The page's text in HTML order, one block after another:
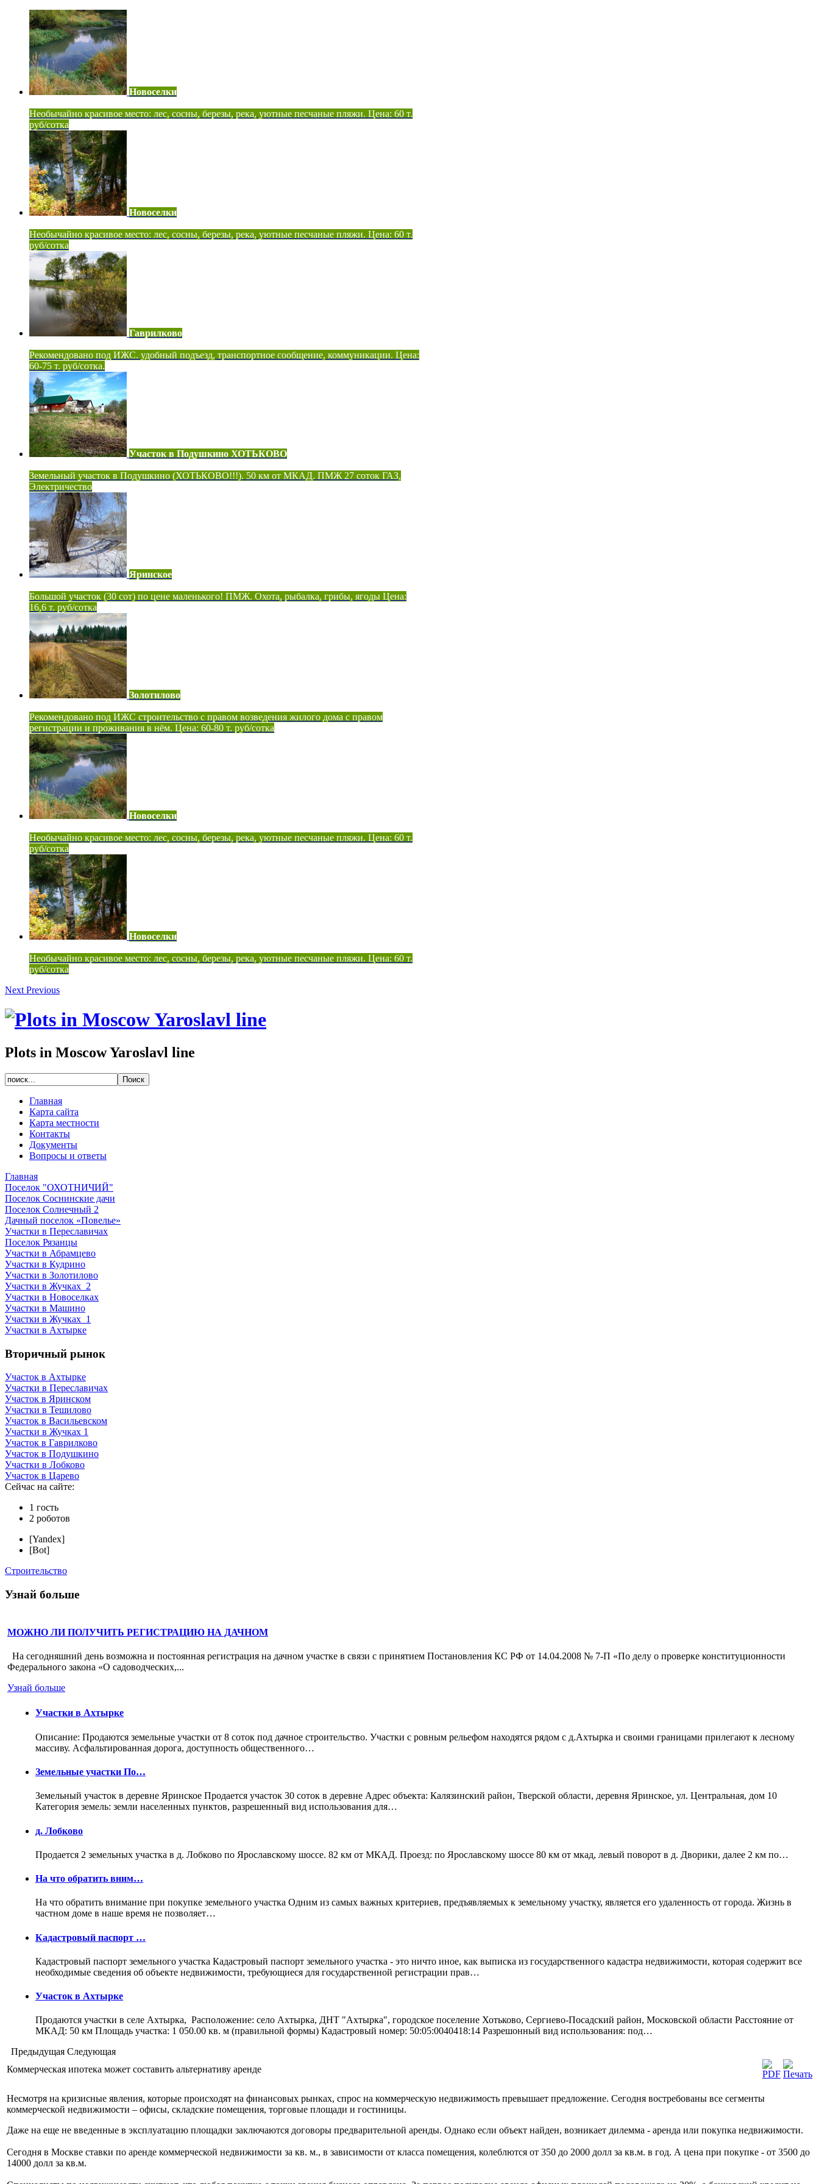
Новоселки
Необычайно красивое место: лес, сосны, березы, река, уютные песчаные пляжи. Цена: 60 т.
руб/сотка
Новоселки
Необычайно красивое место: лес, сосны, березы, река, уютные песчаные пляжи. Цена: 60 т.
руб/сотка
Гаврилково
Рекомендовано под ИЖС. удобный подъезд, транспортное сообщение, коммуникации. Цена:
60-75 т. руб/сотка.
Участок в Подушкино ХОТЬКОВО
Земельный участок в Подушкино (ХОТЬКОВО!!!). 50 км от МКАД. ПМЖ 27 соток ГАЗ,
Электричество
Яринское
Большой участок (30 сот) по цене маленького! ПМЖ. Охота, рыбалка, грибы, ягоды Цена:
16,6 т. руб/сотка
Золотилово
Рекомендовано под ИЖС строительство с правом возведения жилого дома с правом
регистрации и проживания в нём. Цена: 60-80 т. руб/сотка
Новоселки
Необычайно красивое место: лес, сосны, березы, река, уютные песчаные пляжи. Цена: 60 т.
руб/сотка
Новоселки
Необычайно красивое место: лес, сосны, березы, река, уютные песчаные пляжи. Цена: 60 т.
руб/сотка
Next Previous
Plots in Moscow Yaroslavl line
Главная
Карта сайта
Карта местности
Контакты
Документы
Вопросы и ответы
Главная
Поселок "ОХОТНИЧИЙ"
Поселок Соснинские дачи
Поселок Солнечный 2
Дачный поселок «Повелье»
Участки в Переславичах
Поселок Рязанцы
Участки в Абрамцево
Участки в Кудрино
Участки в Золотилово
Участки в Жучках_2
Участки в Новоселках
Участки в Машино
Участки в Жучках_1
Участки в Ахтырке
Вторичный рынок
Участок в Ахтырке
Участки в Переславичах
Участок в Яринском
Участки в Тешилово
Участок в Васильевском
Участки в Жучках 1
Участок в Гаврилково
Участок в Подушкино
Участки в Лобково
Участок в Царево
Сейчас на сайте:
1 гость
2 роботов
[Yandex]
[Bot]
Строительство
Узнай больше
МОЖНО ЛИ ПОЛУЧИТЬ РЕГИСТРАЦИЮ НА ДАЧНОМ
На сегодняшний день возможна и постоянная регистрация на дачном участке в связи с принятием Постановления КС РФ от 14.04.2008 № 7-П «По делу о проверке конституционности
Федерального закона «О садоводческих,...
Узнай больше
Участки в Ахтырке
Описание: Продаются земельные участки от 8 соток под дачное строительство. Участки с ровным рельефом находятся рядом с д.Ахтырка и своими границами прилегают к лесному
массиву. Асфальтированная дорога, доступность общественного…
Земельные участки По…
Земельный участок в деревне Яринское Продается участок 30 соток в деревне Адрес объекта: Калязинский район, Тверской области, деревня Яринское, ул. Центральная, дом 10
Категория земель: земли населенных пунктов, разрешенный вид использования для…
д. Лобково
Продается 2 земельных участка в д. Лобково по Ярославскому шоссе. 82 км от МКАД. Проезд: по Ярославскому шоссе 80 км от мкад, левый поворот в д. Дворики, далее 2 км по…
На что обратить вним…
На что обратить внимание при покупке земельного участка Одним из самых важных критериев, предъявляемых к земельному участку, является его удаленность от города. Жизнь в
частном доме в наше время не позволяет…
Кадастровый паспорт …
Кадастровый паспорт земельного участка Кадастровый паспорт земельного участка - это ничто иное, как выписка из государственного кадастра недвижимости, которая содержит все
необходимые сведения об объекте недвижимости, требующиеся для государственной регистрации прав…
Участок в Ахтырке
Продаются участки в селе Ахтырка, Расположение: село Ахтырка, ДНТ "Ахтырка", городское поселение Хотьково, Сергиево-Посадский район, Московской области Расстояние от
МКАД: 50 км Площадь участка: 1 050.00 кв. м (правильной формы) Кадастровый номер: 50:05:0040418:14 Разрешонный вид использования: под…
Предыдущая Следующая
Коммерческая ипотека может составить альтернативу аренде
Несмотря на кризисные явления, которые происходят на финансовых рынках, спрос на коммерческую недвижимость превышает предложение. Сегодня востребованы все сегменты
коммерческой недвижимости – офисы, складские помещения, торговые площади и гостиницы.
Даже на еще не введенные в эксплуатацию площадки заключаются договоры предварительной аренды. Однако если объект найден, возникает дилемма - аренда или покупка недвижимости.
Сегодня в Москве ставки по аренде коммерческой недвижимости за кв. м., в зависимости от класса помещения, колеблются от 350 до 2000 долл за кв.м. в год. А цена при покупке - от 3500 до
14000 долл за кв.м.